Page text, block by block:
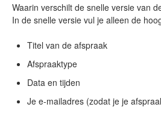
Waarin verschilt de snelle versie van
In de snelle versie vul je alleen de
Titel van de afspraak
Afspraaktype
Data en tijden
Je e-mailadres (zodat je je